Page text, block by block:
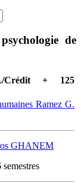
de
Crédit + 125
Ramez G.
GHANEM